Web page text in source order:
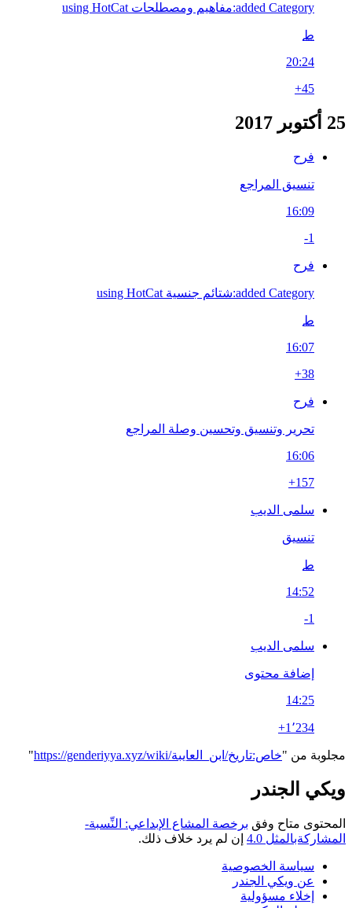
added Category:مفاهيم ومصطلحات using HotCat
ط
20:24
+45
25 أكتوبر 2017
فرح
تنسيق المراجع
16:09
-1
فرح
added Category:شتائم جنسية using HotCat
ط
16:07
+38
فرح
تحرير وتنسيق وتحسين وصلة المراجع
16:06
+157
سلمى الديب
تنسيق
ط
14:52
-1
سلمى الديب
إضافة محتوى
14:25
+1٬234
مجلوبة من "https://genderiyya.xyz/wiki/خاص:تاريخ/ابن_العايبة "
ويكي الجندر
المحتوى متاح وفق برخصة المشاع الإبداعي: النِّسبة-
المشاركةبالمثل 4.0
إن لم يرد خلاف ذلك.
سياسة الخصوصية
عن ويكي الجندر
إخلاء مسؤولية